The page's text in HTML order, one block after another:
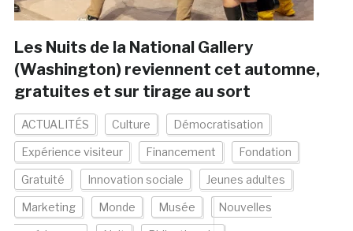
Les Nuits de la National Gallery
(Washington) reviennent cet automne,
gratuites et sur tirage au sort
ACTUALITÉS Culture Démocratisation
Expérience visiteur Financement Fondation
Gratuité Innovation sociale Jeunes adultes
Marketing Monde Musée Nouvelles